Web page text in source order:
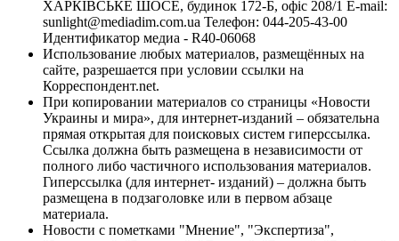
ХАРКІВСЬКЕ ШОСЕ, будинок 172-Б, офіс 208/1 E-mail:
sunlight@mediadim.com.ua Телефон: 044-205-43-00
Идентификатор медиа - R40-06068
Использование любых материалов, размещённых на
сайте, разрешается при условии ссылки на
Корреспондент.net.
При копировании материалов со страницы «Новости
Украины и мира», для интернет-изданий – обязательна
прямая открытая для поисковых систем гиперссылка.
Ссылка должна быть размещена в независимости от
полного либо частичного использования материалов.
Гиперссылка (для интернет- изданий) – должна быть
размещена в подзаголовке или в первом абзаце
материала.
Новости с пометками "Мнение", "Экспертиза",